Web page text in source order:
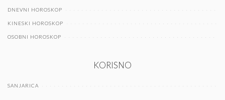
DNEVNI HOROSKOP
KINESKI HOROSKOP
OSOBNI HOROSKOP
KORISNO
SANJARICA